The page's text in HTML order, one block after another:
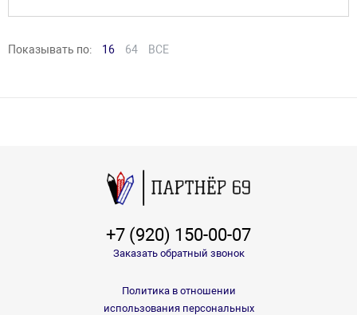
Показывать по: 16 64 ВСЕ
+7 (920) 150-00-07
Заказать обратный звонок
Политика в отношении
использования персональных